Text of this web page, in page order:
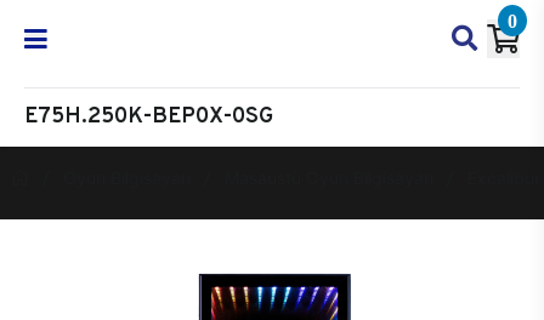
0
E75H.250K-BEP0X-0SG